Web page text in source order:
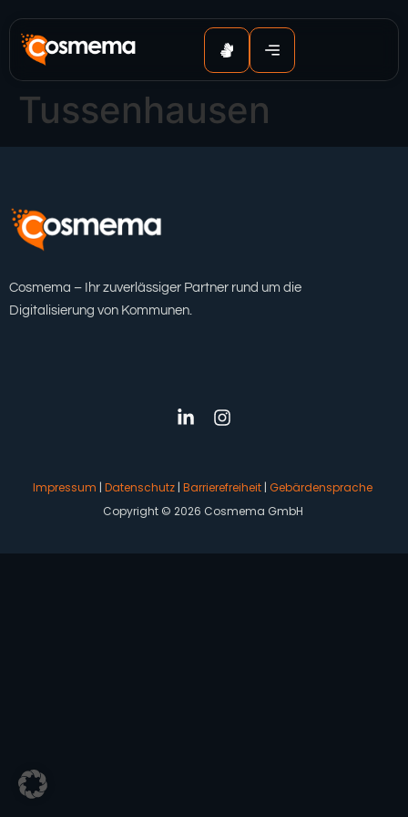
springen
Tussenhausen
Cosmema – Ihr zuverlässiger Partner rund um die
Digitalisierung von Kommunen.
Impressum | Datenschutz | Barrierefreiheit | Gebärdensprache
Copyright © 2026 Cosmema GmbH